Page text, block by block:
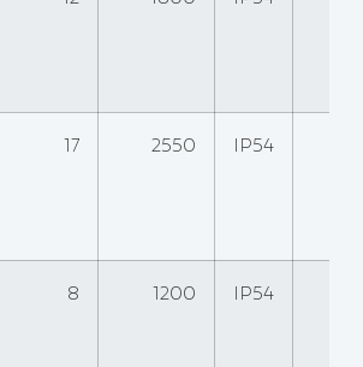
17 2550 IP54
8 1200 IP54